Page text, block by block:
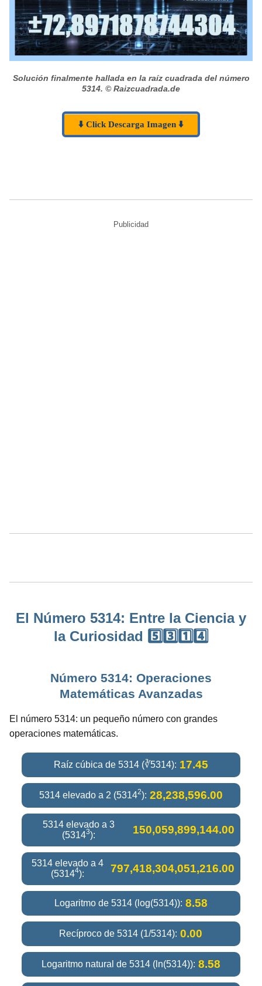
Solución finalmente hallada en la raíz cuadrada del número
5314. © Raizcuadrada.de
⬇️ Click Descarga Imagen ⬇️
Publicidad
El Número 5314: Entre la Ciencia y
la Curiosidad 5️⃣3️⃣1️⃣4️⃣
Número 5314: Operaciones
Matemáticas Avanzadas
El número 5314: un pequeño número con grandes
operaciones matemáticas.
Raíz cúbica de 5314 (∛5314): 17.45
5314 elevado a 2 (53142): 28,238,596.00
5314 elevado a 3
(53143): 150,059,899,144.00
5314 elevado a 4
(53144): 797,418,304,051,216.00
Logaritmo de 5314 (log(5314)): 8.58
Recíproco de 5314 (1/5314): 0.00
Logaritmo natural de 5314 (ln(5314)): 8.58